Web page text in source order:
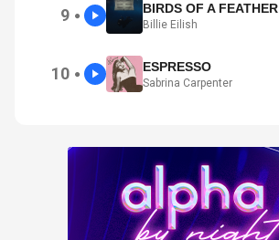
9 ● BIRDS OF A FEATHER
Billie Eilish
10 ● ESPRESSO
Sabrina Carpenter